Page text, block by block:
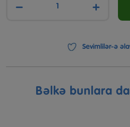
− +
Sevimlilər-ə
Bəlkə bunlara